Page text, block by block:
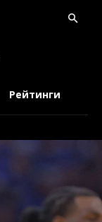
Рейтинги